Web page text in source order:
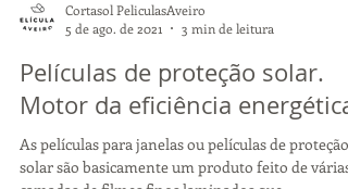
Cortasol PeliculasAveiro
5 de ago. de 2021
3 min de leitura
Películas de proteção solar.
Motor da eficiência energética.
As películas para janelas ou películas de proteção
solar são basicamente um produto feito de várias